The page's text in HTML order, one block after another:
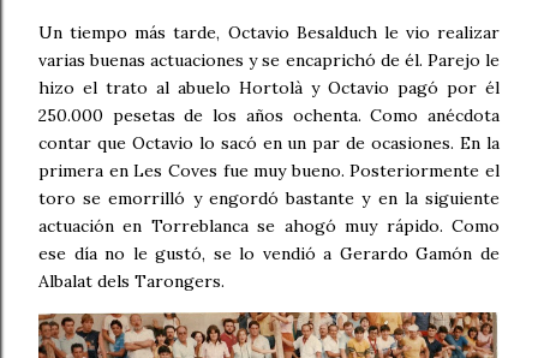
Un tiempo más tarde, Octavio Besalduch le vio realizar
varias buenas actuaciones y se encaprichó de él. Parejo le
hizo el trato al abuelo Hortolà y Octavio pagó por él
250.000 pesetas de los años ochenta. Como anécdota
contar que Octavio lo sacó en un par de ocasiones. En la
primera en Les Coves fue muy bueno. Posteriormente el
toro se emorrilló y engordó bastante y en la siguiente
actuación en Torreblanca se ahogó muy rápido. Como
ese día no le gustó, se lo vendió a Gerardo Gamón de
Albalat dels Tarongers.